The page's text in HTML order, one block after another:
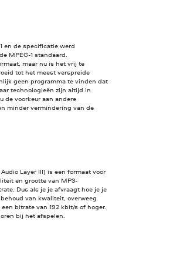
en de specificatie werd
MPEG-1 standaard.
maar nu is het vrij te
tot het meest verspreide
geen programma te vinden dat
technologieën zijn altijd in
de voorkeur aan andere
minder vermindering van de
Layer III) is een formaat voor
en grootte van MP3-
Dus als je je afvraagt hoe je je
van kwaliteit, overweeg
bitrate van 192 kbit/s of hoger.
bij het afspelen.